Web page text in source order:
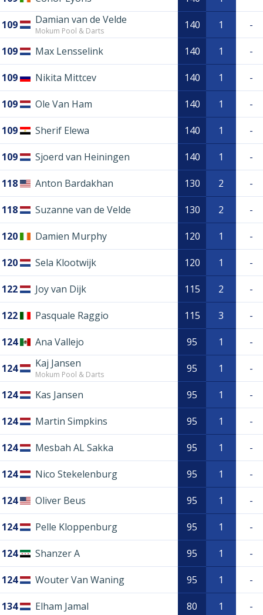
109 Damian van de Velde
Mokum Pool & Darts 140 1 -
109 Max Lensselink 140 1 -
109 Nikita Mittcev 140 1 -
109 Ole Van Ham 140 1 -
109 Sherif Elewa 140 1 -
109 Sjoerd van Heiningen 140 1 -
118 Anton Bardakhan 130 2 -
118 Suzanne van de Velde 130 2 -
120 Damien Murphy 120 1 -
120 Sela Klootwijk 120 1 -
122 Joy van Dijk 115 2 -
122 Pasquale Raggio 115 3 -
124 Ana Vallejo 95 1 -
124 Kaj Jansen
Mokum Pool & Darts 95 1 -
124 Kas Jansen 95 1 -
124 Martin Simpkins 95 1 -
124 Mesbah AL Sakka 95 1 -
124 Nico Stekelenburg 95 1 -
124 Oliver Beus 95 1 -
124 Pelle Kloppenburg 95 1 -
124 Shanzer A 95 1 -
124 Wouter Van Waning 95 1 -
134 Elham Jamal 80 1 -